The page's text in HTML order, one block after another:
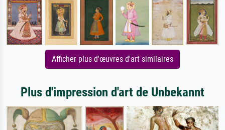
Afficher plus d'œuvres d'art similaires
Plus d'impression d'art de Unbekannt